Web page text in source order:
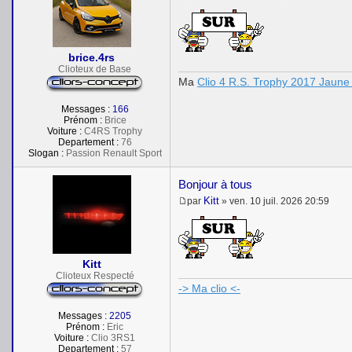
brice.4rs
Clioteux de Base
Messages : 166
Prénom :Brice
Voiture : C4RS Trophy
Departement :76
Slogan :Passion Renault Sport
M
e
s
s
a
e
Ma Clio 4 R.S. Trophy 2017 Jaune
Kitt
Clioteux Respecté
Messages : 2205
Prénom : Eric
Voiture : Clio 3RS1
Departement :57
Bonjour à tous
M
e
s
s
a
e
par Kitt » ven. 10 juil. 2026 20:59
-> Ma clio <-